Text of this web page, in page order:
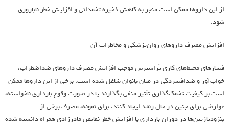
از این داروها ممکن است منجر به کاهش ذخیره تخمدانی و افزایش خطر ناباروری
شود.
افزایش مصرف داروهای روان‌پزشکی و مخاطرات آن
فشارهای محیط‌های کاری پُراسترس موجب افزایش مصرف داروهای ضداضطراب،
خواب‌آور و ضدافسردگی در میان بانوان شاغل شده است. برخی از این داروها ممکن
است بر کیفیت تخمک‌گذاری تأثیر منفی بگذارند یا در صورت وقوع بارداری ناخواسته،
عوارضی برای جنین در حال رشد ایجاد کنند. برای نمونه، مصرف برخی از
بنزودیازپین‌ها در دوران بارداری با افزایش خطر نقایص مادرزادی همراه دانسته شده